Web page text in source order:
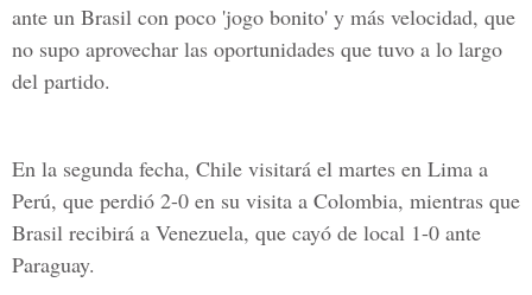
ante un Brasil con poco 'jogo bonito' y más velocidad, que
no supo aprovechar las oportunidades que tuvo a lo largo
del partido.
En la segunda fecha, Chile visitará el martes en Lima a
Perú, que perdió 2-0 en su visita a Colombia, mientras que
Brasil recibirá a Venezuela, que cayó de local 1-0 ante
Paraguay.